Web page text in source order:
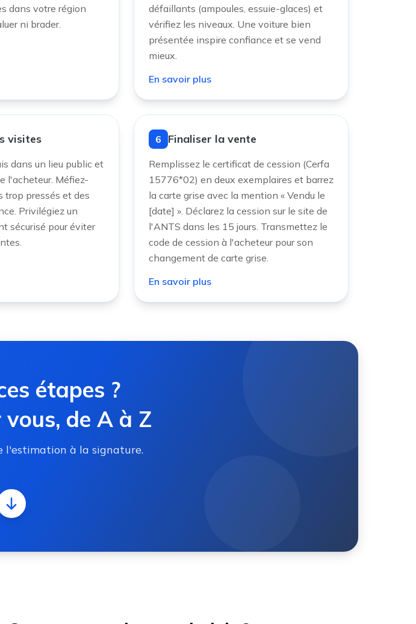
dans votre région
ni brader.
défaillants (ampoules, essuie-glaces) et
vérifiez les niveaux. Une voiture bien
présentée inspire confiance et se vend
mieux.
En savoir plus
visites
dans un lieu public et
l'acheteur. Méfiez-
trop pressés et des
Privilégiez un
sécurisé pour éviter
6 Finaliser la vente
Remplissez le certificat de cession (Cerfa
15776*02) en deux exemplaires et barrez
la carte grise avec la mention « Vendu le
[date] ». Déclarez la cession sur le site de
l'ANTS dans les 15 jours. Transmettez le
code de cession à l'acheteur pour son
changement de carte grise.
En savoir plus
étapes ?
de A à Z
l'estimation à la signature.